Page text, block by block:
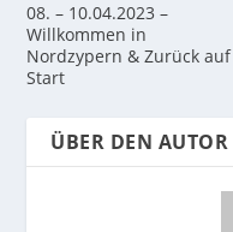
08. – 10.04.2023 –
Willkommen in
Nordzypern & Zurück auf
Start
ÜBER DEN AUTOR